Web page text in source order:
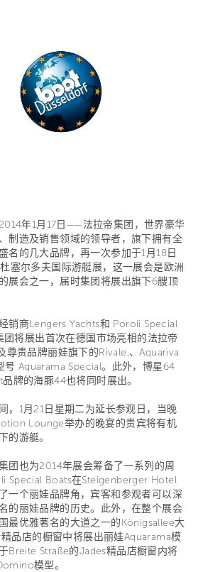
年1月17日——法拉帝集团，世界豪华
制造及销售领域的领导者，旗下拥有全
名的几大品牌，再一次参加于1月18日
塞尔多夫国际游艇展，这一展会是欧洲
展会之一，届时集团将展出旗下6艘顶
销商Lengers Yachts和 Poroli Special
团将展出首次在德国市场亮相的法拉帝
尊贵品牌丽娃旗下的Rivale,、Aquariva
号 Aquarama Special。此外，博星64
牌的海豚44也将同时展出。
，1月21日星期二为延长参观日，当晚
Lounge举办的晚宴的贵宾将有机
的游艇。
团也为2014年展会筹备了一系列的周
Special Boats在Steigenberger Hotel
一个丽娃品牌角，宾客和参观者可以深
的丽娃品牌的历史。此外，在整个展会
最优雅著名的大道之一的Königsallee大
品店的橱窗中将展出丽娃Aquarama模
Breite Straße的Jades精品店橱窗内将
模型。